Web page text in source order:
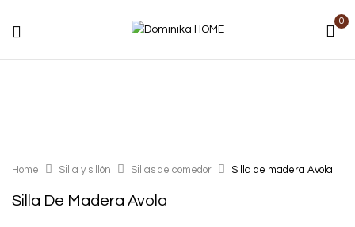
0
Home Silla y sillón Sillas de comedor Silla de madera Avola
Silla De Madera Avola